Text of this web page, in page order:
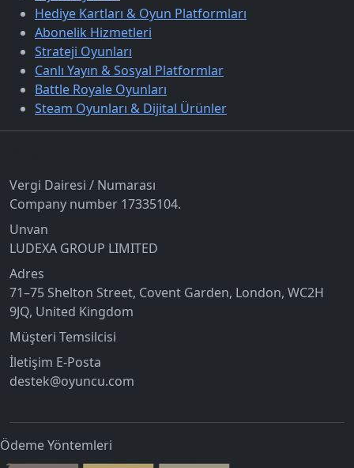
Hediye Kartları & Oyun Platformları
Abonelik Hizmetleri
Strateji Oyunları
Canlı Yayın & Sosyal Platformlar
Battle Royale Oyunları
Steam Oyunları & Dijital Ürünler
Vergi Dairesi / Numarası
Company number 17335104.
Unvan
LUDEXA GROUP LIMITED
Adres
71–75 Shelton Street, Covent Garden, London, WC2H
9JQ, United Kingdom
Müşteri Temsilcisi
İletişim E-Posta
destek@oyuncu.com
Ödeme Yöntemleri